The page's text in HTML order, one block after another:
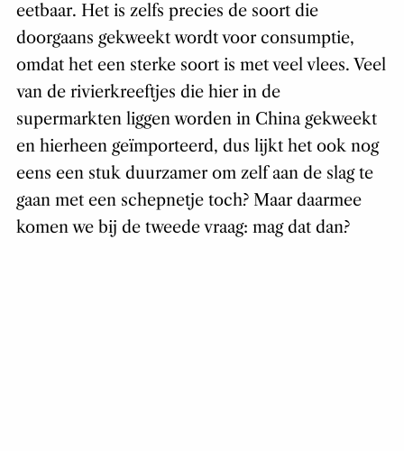
eetbaar. Het is zelfs precies de soort die
doorgaans gekweekt wordt voor consumptie,
omdat het een sterke soort is met veel vlees. Veel
van de rivierkreeftjes die hier in de
supermarkten liggen worden in China gekweekt
en hierheen geïmporteerd, dus lijkt het ook nog
eens een stuk duurzamer om zelf aan de slag te
gaan met een schepnetje toch? Maar daarmee
komen we bij de tweede vraag: mag dat dan?